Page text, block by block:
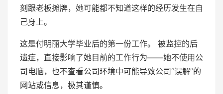
刻跟老板摊牌，她可能都不知道这样的经历发生在自
己身上。
这是付明丽大学毕业后的第一份工作。 被监控的后
遗症，直接影响了她目前的工作行为——她不使用公
司电脑，也不查看公司环境中可能导致公司“误解”的
网站或信息，极其谨慎。